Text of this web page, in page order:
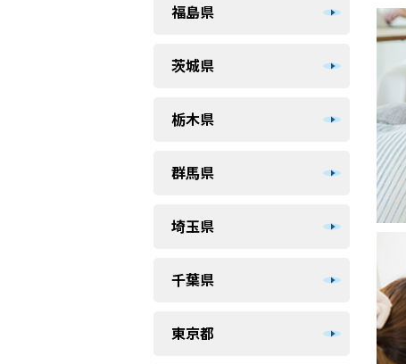
福島県
茨城県
栃木県
群馬県
埼玉県
千葉県
東京都